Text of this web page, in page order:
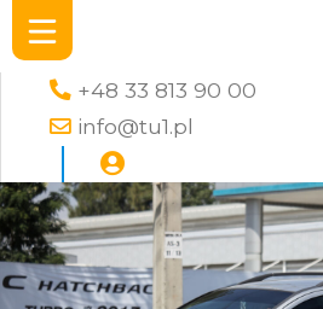
+48 33 813 90 00
info@tu1.pl